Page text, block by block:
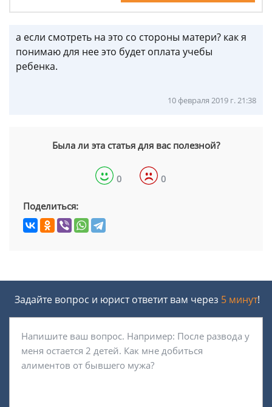
а если смотреть на это со стороны матери? как я
понимаю для нее это будет оплата учебы
ребенка.
10 февраля 2019 г. 21:38
Была ли эта статья для вас полезной?
0 0
Поделиться:
Задайте вопрос и юрист ответит вам через 5 минут!